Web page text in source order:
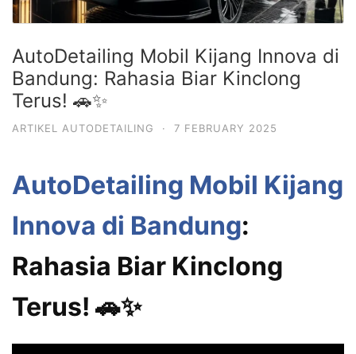
AutoDetailing Mobil Kijang Innova di
Bandung: Rahasia Biar Kinclong
Terus! 🚗✨
ARTIKEL AUTODETAILING · 7 FEBRUARY 2025
AutoDetailing Mobil Kijang
Innova di Bandung:
Rahasia Biar Kinclong
Terus! 🚗✨